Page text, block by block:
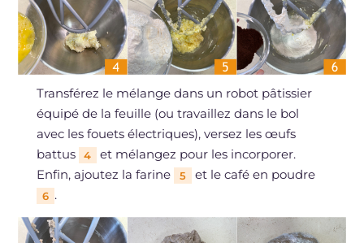
Transférez le mélange dans un robot pâtissier
équipé de la feuille (ou travaillez dans le bol
avec les fouets électriques), versez les œufs
battus
4
et mélangez pour les incorporer.
Enfin, ajoutez la farine
5 et le café en poudre
6 .